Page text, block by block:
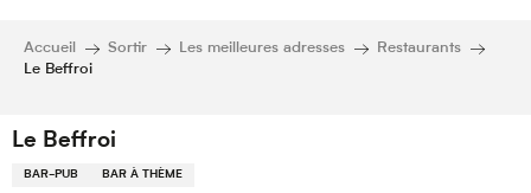
Accueil Sortir Les meilleures adresses
Restaurants
Le Beffroi
Le Beffroi
BAR-PUB BAR À THÈME